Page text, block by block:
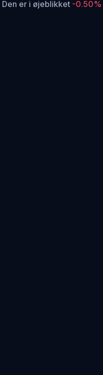
Den er i øjeblikket -0.50%